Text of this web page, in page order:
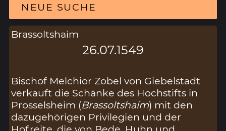
NEUE SUCHE
Brassoltshaim
26.07.1549
Bischof Melchior Zobel von Giebelstadt
verkauft die Schänke des Hochstifts in
Prosselsheim (Brassoltshaim) mit den
dazugehörigen Privilegien und der